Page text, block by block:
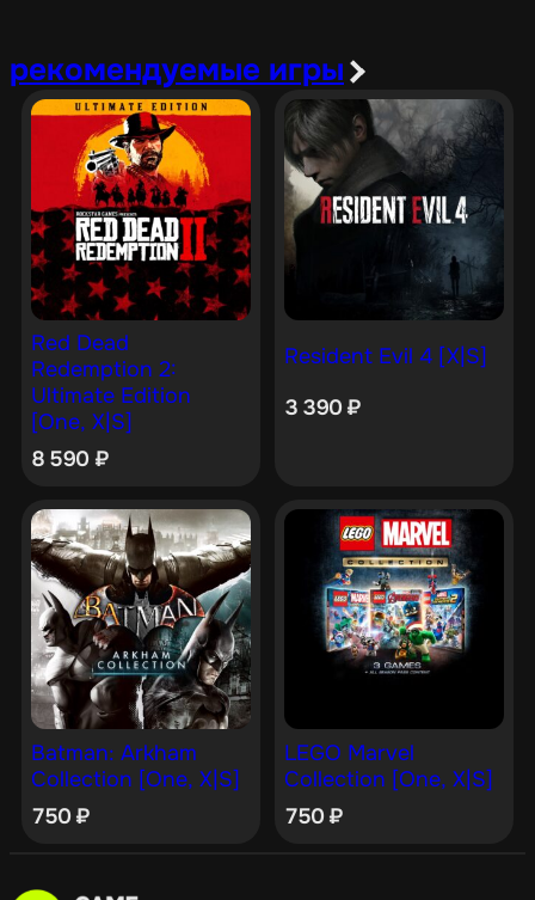
рекомендуемые игры
Red Dead
Redemption 2:
Ultimate Edition
[One, X|S]
8 590 ₽
Resident Evil 4 [X|S]
3 390₽
Batman: Arkham
Collection [One, X|S]
750₽
LEGO Marvel
Collection [One, X|S]
750₽